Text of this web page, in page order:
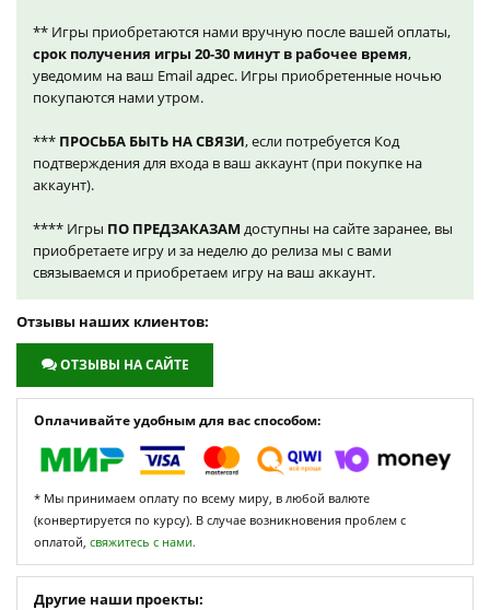
** Игры приобретаются нами вручную после вашей оплаты,
срок получения игры 20-30 минут в рабочее время,
уведомим на ваш Email адрес. Игры приобретенные ночью
покупаются нами утром.
*** ПРОСЬБА БЫТЬ НА СВЯЗИ, если потребуется Код
подтверждения для входа в ваш аккаунт (при покупке на
аккаунт).
**** Игры ПО ПРЕДЗАКАЗАМ доступны на сайте заранее, вы
приобретаете игру и за неделю до релиза мы с вами
связываемся и приобретаем игру на ваш аккаунт.
Отзывы наших клиентов:
ОТЗЫВЫ НА САЙТЕ
Оплачивайте удобным для вас способом:
* Мы принимаем оплату по всему миру, в любой валюте
(конвертируется по курсу). В случае возникновения проблем с
оплатой, свяжитесь с нами.
Другие наши проекты: